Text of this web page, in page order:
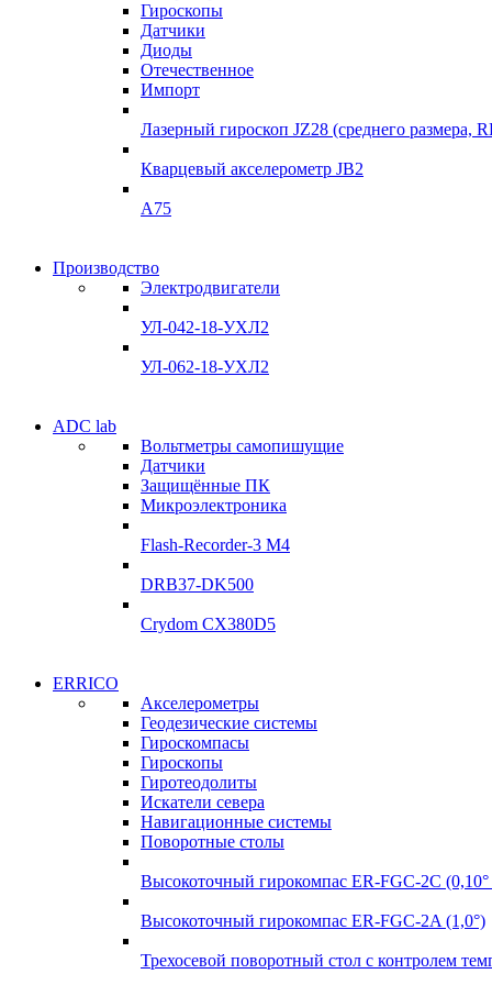
Гироскопы
Датчики
Диоды
Отечественное
Импорт
Лазерный гироскоп JZ28 (среднего размера,
Кварцевый акселерометр JB2
A75
Производство
Электродвигатели
УЛ-042-18-УХЛ2
УЛ-062-18-УХЛ2
ADC lab
Вольтметры самопишущие
Датчики
Защищённые ПК
Микроэлектроника
Flash-Recorder-3 М4
DRB37-DK500
Crydom CX380D5
ERRICO
Акселерометры
Геодезические системы
Гироскомпасы
Гироскопы
Гиротеодолиты
Искатели севера
Навигационные системы
Поворотные столы
Высокоточный гирокомпас ER-FGC-2C (0,10°
Высокоточный гирокомпас ER-FGC-2A (1,0°)
Трехосевой поворотный стол с контролем